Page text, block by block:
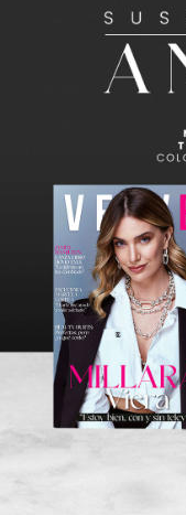
Opción de
Hecha con
IMPACT PRO
Cubierta: rígida
Garantía: 5
Peso: 2.6 kg.
Capacidad.
Esta maleta de
opción para
seguridad y sin
trayectos breves
en
constante.
anual de
Precio ref.: